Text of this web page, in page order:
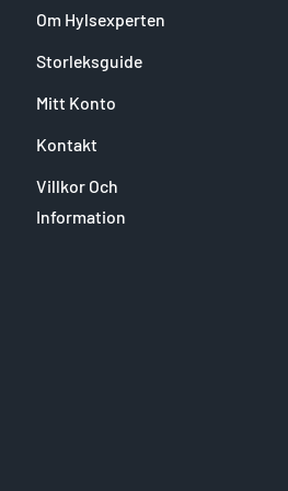
Om Hylsexperten
Storleksguide
Mitt Konto
Kontakt
Villkor Och
Information